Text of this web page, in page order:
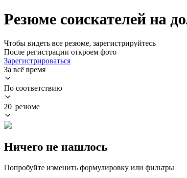
Резюме соискателей на
Чтобы видеть все резюме, зарегистрируйтесь
После регистрации откроем фото
Зарегистрироваться
За всё время
По соответствию
20 резюме
Ничего не нашлось
Попробуйте изменить формулировку или фильтры